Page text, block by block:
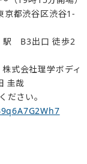
京都渋谷区渋谷1-
駅 B3出口 徒歩2
式会社理学ボディ
圭哉
ださい。